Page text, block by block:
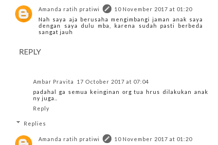
Amanda ratih pratiwi
10 November 2017 at 01:20
Nah saya aja berusaha mengimbangi jaman anak saya
dengan saya dulu mba, karena sudah pasti berbeda
sangat jauh
REPLY
Ambar Pravita
17 October 2017 at 07:04
padahal ga semua keinginan org tua hrus dilakukan anak
ny juga..
Reply
Replies
Amanda ratih pratiwi
10 November 2017 at 01:20